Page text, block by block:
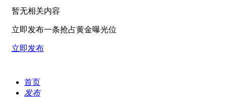
暂无相关内容
立即发布一条抢占黄金曝光位
立即发布
首页
发布